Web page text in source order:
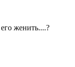
женить....?